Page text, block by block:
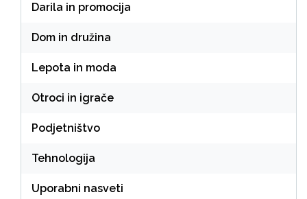
Darila in promocija
Dom in družina
Lepota in moda
Otroci in igrače
Podjetništvo
Tehnologija
Uporabni nasveti